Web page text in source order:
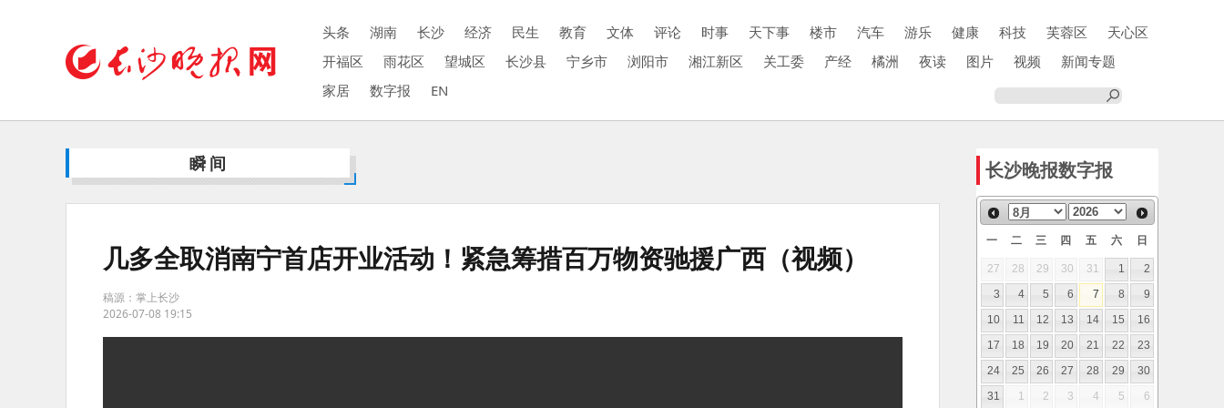
头条 湖南 长沙 经济 民生 教育 文体 评论 时事 天下事 楼市 汽车 游乐 健康 科技 芙蓉区
天心区
开福区
雨花区 望城区 长沙县 宁乡市 浏阳市 湘江新区 关工委 产经 橘洲 夜读 图片 视频
新闻专题
家居
数字报 EN
瞬间
几多全取消南宁首店开业活动！紧急筹措百万物资驰援广西（视频）
稿源：掌上长沙
2026-07-08 19:15
长沙晚报数字报
一 二 三 四 五 六 日
27 28 29 30 31 1
2
3
4 5 6 7 8
9
10
11 12 13 14 15
16
17
18 19 20 21 22
23
24
25 26 27 28 29
30
31
1 2 3 4 5 6